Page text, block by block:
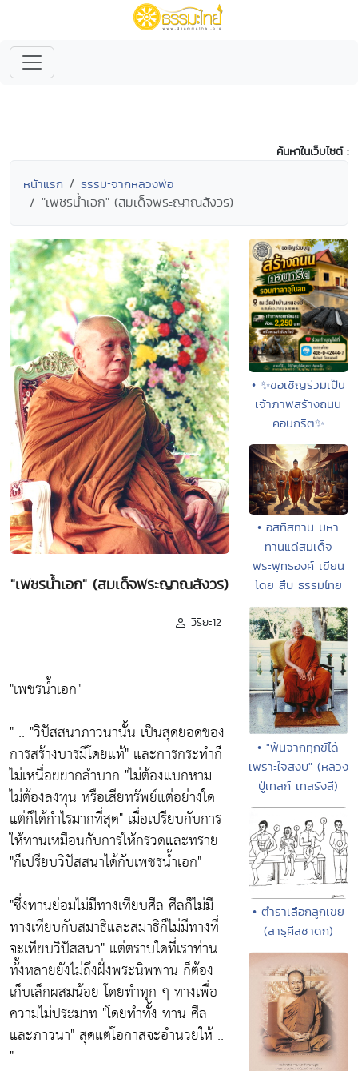
ค้นหาในเว็บไซต์ :
หน้าแรก ธรรมะจากหลวงพ่อ
"เพชรน้ำเอก" (สมเด็จพระญาณสังวร)
"เพชรน้ำเอก" (สมเด็จพระญาณสังวร)
วิริยะ12
"เพชรน้ำเอก"
" .. "วิปัสสนาภาวนานั้น เป็นสุดยอดของ
การสร้างบารมีโดยแท้" และการกระทำก็
ไม่เหนื่อยยากลำบาก "ไม่ต้องแบกหาม
ไม่ต้องลงทุน หรือเสียทรัพย์แต่อย่างใด
แต่ก็ได้กำไรมากที่สุด" เมื่อเปรียบกับการ
ให้ทานเหมือนกับการให้กรวดและทราย
"ก็เปรียบวิปัสสนาได้กับเพชรน้ำเอก"
"ซึ่งทานย่อมไม่มีทางเทียบศีล ศีลก็ไม่มี
ทางเทียบกับสมาธิและสมาธิก็ไม่มีทางที่
จะเทียบวิปัสสนา" แต่ตราบใดที่เราท่าน
ทั้งหลายยังไม่ถึงฝั่งพระนิพพาน ก็ต้อง
เก็บเล็กผสมน้อย โดยทำทุก ๆ ทางเพื่อ
ความไม่ประมาท "โดยทำทั้ง ทาน ศีล
และภาวนา"สุดแต่โอกาสจะอำนวยให้ ..
"
• ✨ขอเชิญร่วมเป็น
เจ้าภาพสร้างถนน
คอนกรีต✨
• อสทิสทาน มหา
ทานแด่สมเด็จ
พระพุทธองค์ เขียน
โดย สืบ ธรรมไทย
• "พ้นจากทุกข์ได้
เพราะใจสงบ" (หลวง
ปู่เทสก์ เทสรังสี)
• ตำราเลือกลูกเขย
(สาธุศีลชาดก)